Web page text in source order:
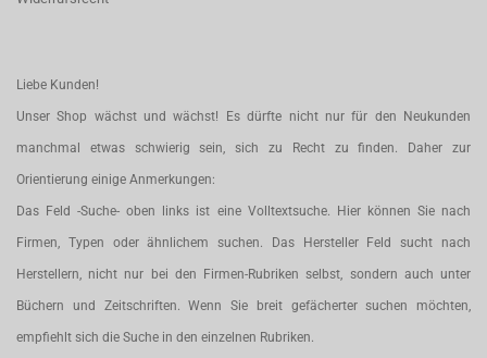
Liebe Kunden!
Unser Shop wächst und wächst! Es dürfte nicht nur für den Neukunden
manchmal etwas schwierig sein, sich zu Recht zu finden. Daher zur
Orientierung einige Anmerkungen:
Das Feld -Suche- oben links ist eine Volltextsuche. Hier können Sie nach
Firmen, Typen oder ähnlichem suchen. Das Hersteller Feld sucht nach
Herstellern, nicht nur bei den Firmen-Rubriken selbst, sondern auch unter
Büchern und Zeitschriften. Wenn Sie breit gefächerter suchen möchten,
empfiehlt sich die Suche in den einzelnen Rubriken.